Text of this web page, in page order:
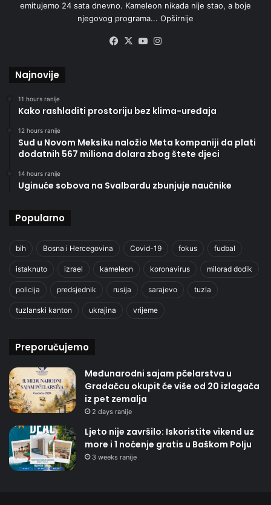
emitujemo 24 sata dnevno. Kameleon nikada nije stao, a boje
njegovog programa... Opširnije
Facebook
X YouTube
Najnovije
11 hours ranije
Kako rashladiti prostoriju bez klima-uređaja
12 hours ranije
Sud u Novom Meksiku naložio Meta kompaniji da plati
dodatnih 567 miliona dolara zbog štete djeci
14 hours ranije
Uginuće sobova na Svalbardu zbunjuje naučnike
Popularno
bih Bosna i Hercegovina Covid-19 fokus fudbal
istaknuto izrael kameleon koronavirus milorad dodik
policija predsjednik rusija sarajevo tuzla
tuzlanski kanton ukrajina vrijeme
Preporučujemo
Međunarodni sajam pčelarstva u
Gradačcu okupit će više od 20 izlagača
iz pet zemalja
2 days ranije
Ljeto nije završilo: Iskoristite vikend uz
more i 1 noćenje gratis u Baškom Polju
3 weeks ranije